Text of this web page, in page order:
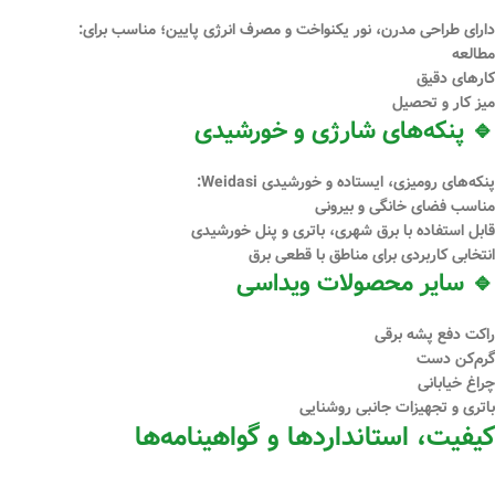
دارای طراحی مدرن، نور یکنواخت و مصرف انرژی پایین؛ مناسب برای:
مطالعه
کارهای دقیق
میز کار و تحصیل
🔹 پنکه‌های شارژی و خورشیدی
پنکه‌های رومیزی، ایستاده و خورشیدی Weidasi:
مناسب فضای خانگی و بیرونی
قابل استفاده با برق شهری، باتری و پنل خورشیدی
انتخابی کاربردی برای مناطق با قطعی برق
🔹 سایر محصولات ویداسی
راکت دفع پشه برقی
گرم‌کن دست
چراغ خیابانی
باتری و تجهیزات جانبی روشنایی
کیفیت، استانداردها و گواهینامه‌ها